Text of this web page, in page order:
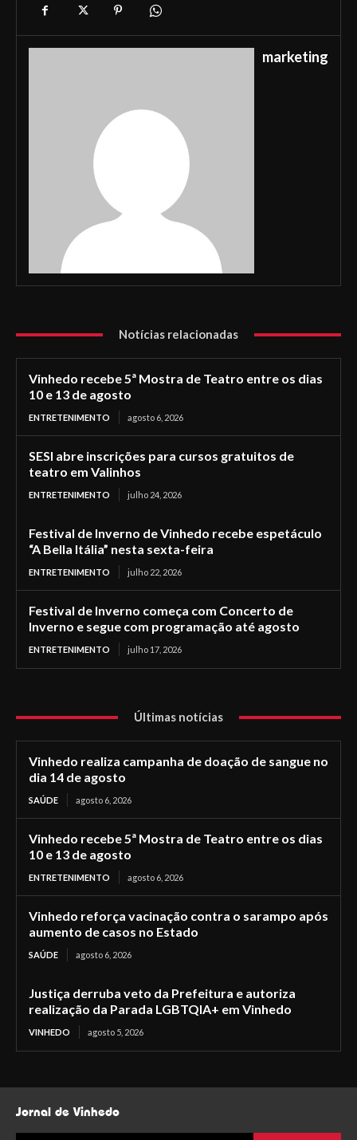
marketing
Notícias relacionadas
Vinhedo recebe 5ª Mostra de Teatro entre os dias
10 e 13 de agosto
ENTRETENIMENTO agosto 6, 2026
SESI abre inscrições para cursos gratuitos de
teatro em Valinhos
ENTRETENIMENTO julho 24, 2026
Festival de Inverno de Vinhedo recebe espetáculo
“A Bella Itália” nesta sexta-feira
ENTRETENIMENTO julho 22, 2026
Festival de Inverno começa com Concerto de
Inverno e segue com programação até agosto
ENTRETENIMENTO julho 17, 2026
Últimas notícias
Vinhedo realiza campanha de doação de sangue no
dia 14 de agosto
SAÚDE agosto 6, 2026
Vinhedo recebe 5ª Mostra de Teatro entre os dias
10 e 13 de agosto
ENTRETENIMENTO agosto 6, 2026
Vinhedo reforça vacinação contra o sarampo após
aumento de casos no Estado
SAÚDE agosto 6, 2026
Justiça derruba veto da Prefeitura e autoriza
realização da Parada LGBTQIA+ em Vinhedo
VINHEDO agosto 5, 2026
Jornal de Vinhedo